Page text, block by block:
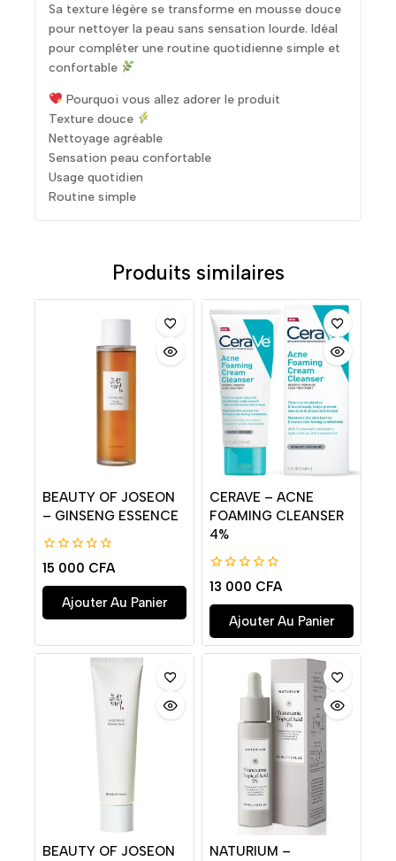
Sa texture légère se transforme en mousse douce
pour nettoyer la peau sans sensation lourde. Idéal
pour compléter une routine quotidienne simple et
confortable
Pourquoi vous allez adorer le produit
Texture douce
Nettoyage agréable
Sensation peau confortable
Usage quotidien
Routine simple
Produits similaires
BEAUTY OF JOSEON
– GINSENG ESSENCE
0
de
5
15 000 CFA
Ajouter Au Panier
CERAVE – ACNE
FOAMING CLEANSER
4%
0
de
5
13 000 CFA
Ajouter Au Panier
BEAUTY OF JOSEON
NATURIUM –